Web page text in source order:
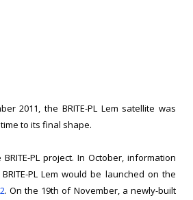
2011, the BRITE-PL Lem satellite was
to its final shape.
PL project. In October, information
PL Lem would be launched on the
. On the 19th of November, a newly-built